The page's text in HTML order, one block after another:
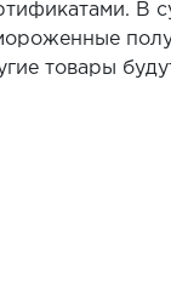
В
товары